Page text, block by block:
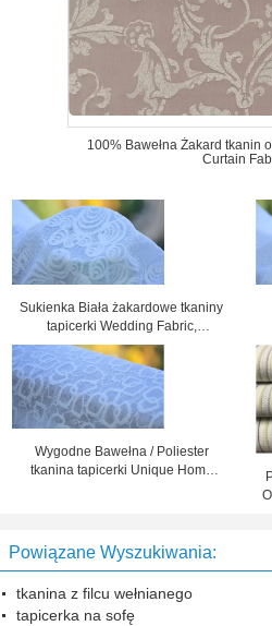
100% Bawełna Żakard tkanin
Curtain
Sukienka Biała żakardowe tkaniny
tapicerki Wedding Fabric,
Szerokość 57 "/ 58"
Wygodne Bawełna / Poliester
tkanina tapicerki Unique Home
Powiązane Wyszukiwania:
tkanina z filcu wełnianego
tapicerka na sofę